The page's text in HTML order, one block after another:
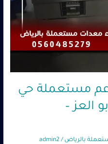
مستعملة حي
العز –
بالرياض /
admin2